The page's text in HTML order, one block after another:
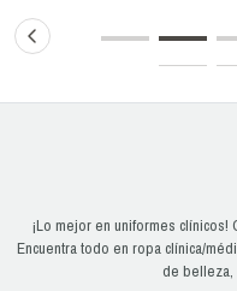
¡Lo mejor en uniformes
Encuentra todo en ropa clínica/
de belleza,